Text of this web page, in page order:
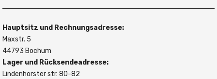
Hauptsitz und Rechnungsadresse:
Maxstr. 5
44793 Bochum
Lager und Rücksendeadresse:
Lindenhorster str. 80-82